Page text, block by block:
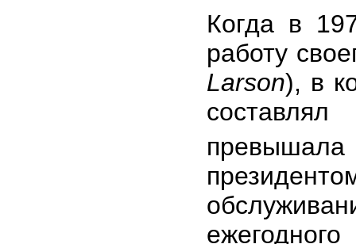
Когда в
работу
Larson), в